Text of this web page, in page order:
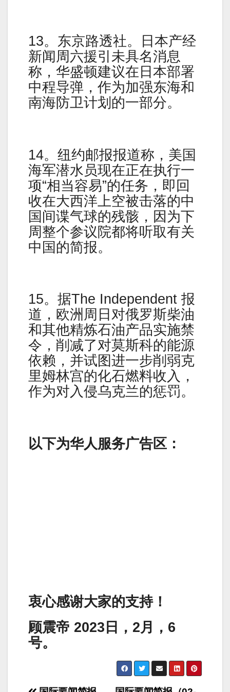
13。东京路透社。日本产经
新闻周六援引未具名消息
称，华盛顿建议在日本部署
中程导弹，作为加强东海和
南海防卫计划的一部分。
14。纽约邮报报道称，美国
海军潜水员现在正在执行一
项“相当容易”的任务，即回
收在大西洋上空被击落的中
国间谍气球的残骸，因为下
周整个参议院都将听取有关
中国的简报。
15。据The Independent 报
道，欧洲周日对俄罗斯柴油
和其他精炼石油产品实施禁
令，削减了对莫斯科的能源
依赖，并试图进一步削弱克
里姆林宫的化石燃料收入，
作为对入侵乌克兰的惩罚。
以下为华人服务广告区：
衷心感谢大家的支持！
顾震帝 2023日，2月，6
号。